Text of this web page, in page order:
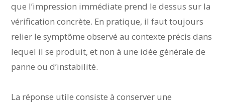
que l’impression immédiate prend le dessus sur la
vérification concrète. En pratique, il faut toujours
relier le symptôme observé au contexte précis dans
lequel il se produit, et non à une idée générale de
panne ou d’instabilité.
La réponse utile consiste à conserver une